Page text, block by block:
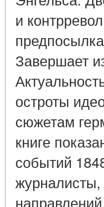
и
Завершает
остроты
сюжетам
книге
событий
журналисты,